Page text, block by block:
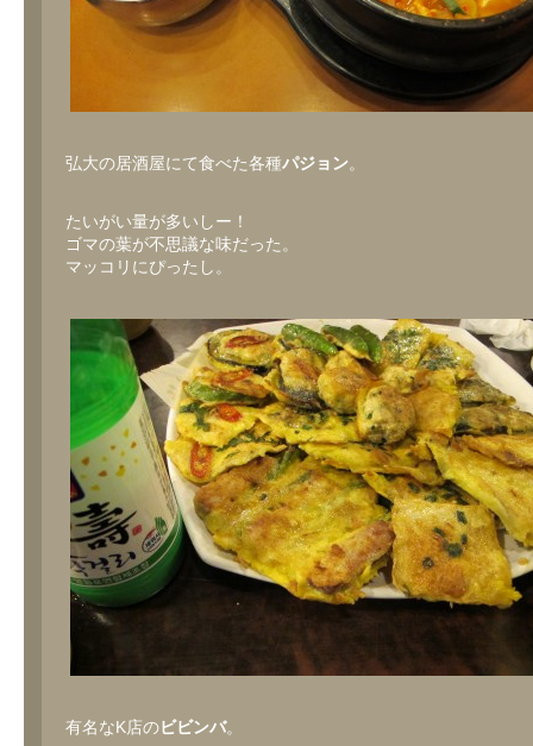
弘大の居酒屋にて食べた各種パジョン。
たいがい量が多いしー！
ゴマの葉が不思議な味だった。
マッコリにぴったし。
有名なK店のビビンバ。